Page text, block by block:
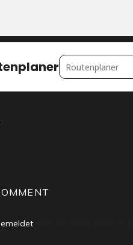
ADDRESS -